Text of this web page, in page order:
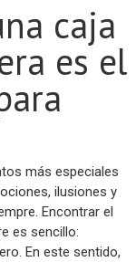
caja
es el
más especiales
ilusiones y
Encontrar el
es sencillo:
En este sentido,